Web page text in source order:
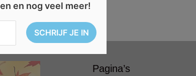
Pagina’s
en nog veel meer!